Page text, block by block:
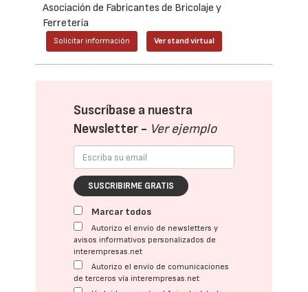
Asociación de Fabricantes de Bricolaje y
Ferretería
Solicitar información Ver stand virtual
Suscríbase a nuestra
Newsletter - Ver ejemplo
SUSCRIBIRME GRATIS
Marcar todos
Autorizo el envío de newsletters y
avisos informativos personalizados de
interempresas.net
Autorizo el envío de comunicaciones
de terceros vía interempresas.net